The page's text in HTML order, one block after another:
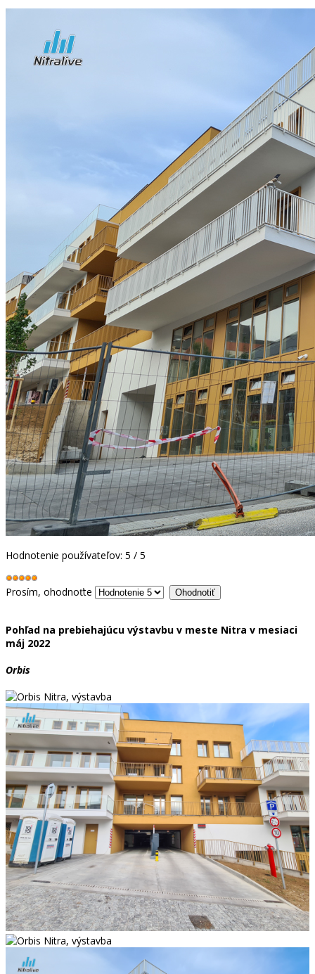
Hodnotenie používateľov: 5 / 5
Prosím, ohodnoťte
Pohľad na prebiehajúcu výstavbu v meste Nitra v mesiaci
máj 2022
Orbis